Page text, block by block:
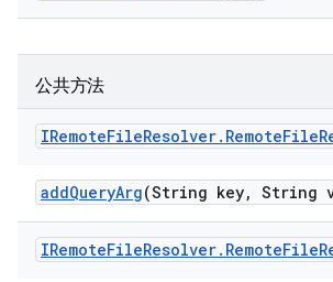
公共方法
IRemoteFileResolver. RemoteFile
addQueryArg(String key, String
IRemoteFileResolver. RemoteFile